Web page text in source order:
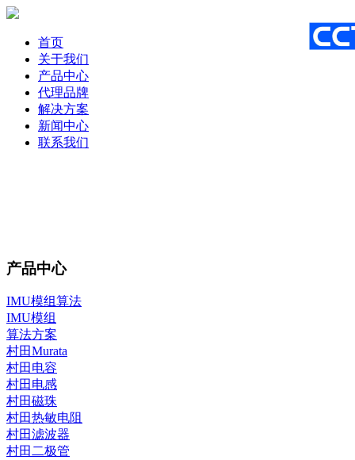
首页
关于我们
产品中心
代理品牌
解决方案
新闻中心
联系我们
产品中心
IMU模组算法
IMU模组
算法方案
村田Murata
村田电容
村田电感
村田磁珠
村田热敏电阻
村田滤波器
村田二极管